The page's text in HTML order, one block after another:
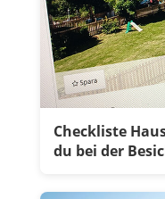
Checkliste
du bei der